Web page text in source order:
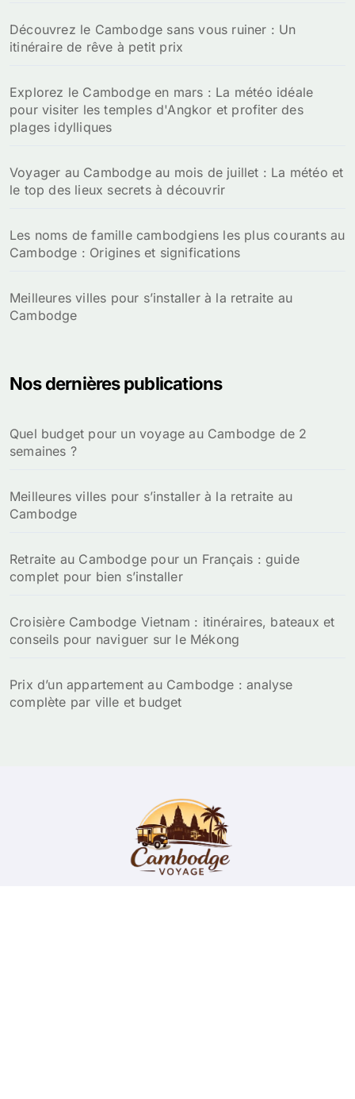
Découvrez le Cambodge sans vous ruiner : Un
itinéraire de rêve à petit prix
Explorez le Cambodge en mars : La météo idéale
pour visiter les temples d'Angkor et profiter des
plages idylliques
Voyager au Cambodge au mois de juillet : La météo et
le top des lieux secrets à découvrir
Les noms de famille cambodgiens les plus courants au
Cambodge : Origines et significations
Meilleures villes pour s’installer à la retraite au
Cambodge
Nos dernières publications
Quel budget pour un voyage au Cambodge de 2
semaines ?
Meilleures villes pour s’installer à la retraite au
Cambodge
Retraite au Cambodge pour un Français : guide
complet pour bien s’installer
Croisière Cambodge Vietnam : itinéraires, bateaux et
conseils pour naviguer sur le Mékong
Prix d’un appartement au Cambodge : analyse
complète par ville et budget